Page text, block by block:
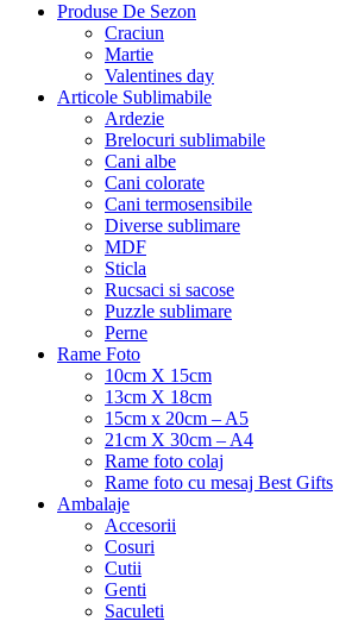
Produse De Sezon
Craciun
Martie
Valentines day
Articole Sublimabile
Ardezie
Brelocuri sublimabile
Cani albe
Cani colorate
Cani termosensibile
Diverse sublimare
MDF
Sticla
Rucsaci si sacose
Puzzle sublimare
Perne
Rame Foto
10cm X 15cm
13cm X 18cm
15cm x 20cm – A5
21cm X 30cm – A4
Rame foto colaj
Rame foto cu mesaj Best Gifts
Ambalaje
Accesorii
Cosuri
Cutii
Genti
Saculeti